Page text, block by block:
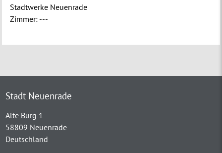
Stadtwerke Neuenrade
Zimmer: ---
Stadt Neuenrade
Alte Burg 1
58809 Neuenrade
Deutschland